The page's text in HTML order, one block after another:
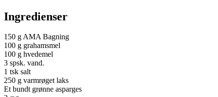
Ingredienser
150 g AMA Bagning
100 g grahamsmel
100 g hvedemel
3 spsk. vand.
1 tsk salt
250 g varmrøget laks
Et bundt grønne asparges